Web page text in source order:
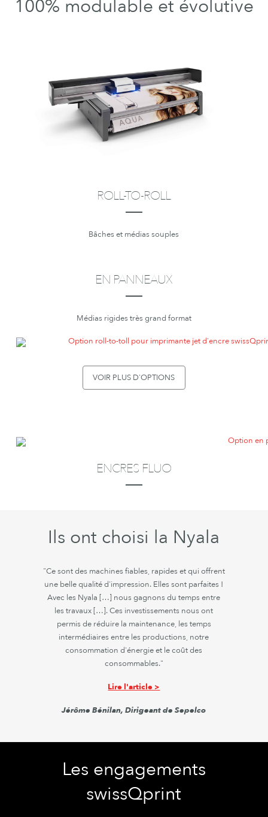
100% modulable et évolutive
ROLL-TO-ROLL
Bâches et médias souples
EN PANNEAUX
Médias rigides très grand format
VOIR PLUS D'OPTIONS
ENCRES FLUO
Ils ont choisi la Nyala
"Ce sont des machines fiables, rapides et qui offrent
une belle qualité d'impression. Elles sont parfaites !
Avec les Nyala[…] nous gagnons du temps entre
les travaux[…].Ces investissements nous ont
permis de réduire la maintenance, les temps
intermédiaires entre les productions, notre
consommation d'énergie et le coût des
consommables."
Lire l'article >
Jérôme Bénilan, Dirigeant de Sepelco
Les engagements
swissQprint